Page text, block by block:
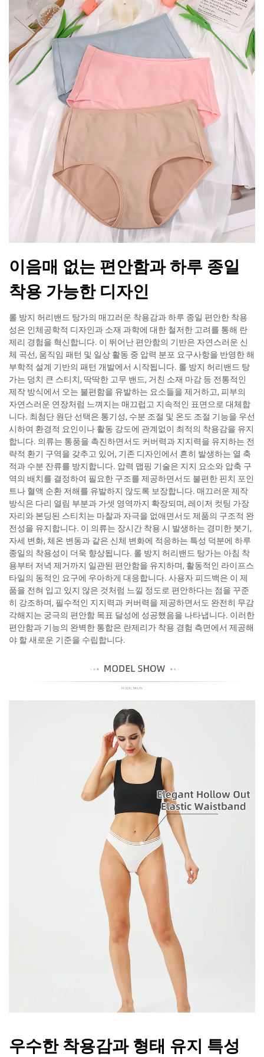
이음매 없는 편안함과 하루 종일
착용 가능한 디자인
롤 방지 허리밴드 탕가의 매끄러운 착용감과 하루 종일 편안한 착용
성은 인체공학적 디자인과 소재 과학에 대한 철저한 고려를 통해 란
제리 경험을 혁신합니다. 이 뛰어난 편안함의 기반은 자연스러운 신
체 곡선, 움직임 패턴 및 일상 활동 중 압력 분포 요구사항을 반영한 해
부학적 설계 기반의 패턴 개발에서 시작됩니다. 롤 방지 허리밴드 탕
가는 덩치 큰 스티치, 딱딱한 고무 밴드, 거친 소재 마감 등 전통적인
제작 방식에서 오는 불편함을 유발하는 요소들을 제거하고, 피부의
자연스러운 연장처럼 느껴지는 매끄럽고 지속적인 표면으로 대체합
니다. 최첨단 원단 선택은 통기성, 수분 조절 및 온도 조절 기능을 우선
시하여 환경적 요인이나 활동 강도에 관계없이 최적의 착용감을 유지
합니다. 의류는 통풍을 촉진하면서도 커버력과 지지력을 유지하는 전
략적 환기 구역을 갖추고 있어, 기존 디자인에서 흔히 발생하는 열 축
적과 수분 잔류를 방지합니다. 압력 맵핑 기술은 지지 요소와 압축 구
역의 배치를 결정하여 필요한 구조를 제공하면서도 불편한 핀치 포인
트나 혈액 순환 저해를 유발하지 않도록 보장합니다. 매끄러운 제작
방식은 다리 열림 부분과 가셋 영역까지 확장되며, 레이저 컷팅 가장
자리와 본딩된 스티치는 마찰과 자극을 없애면서도 제품의 구조적 완
전성을 유지합니다. 이 의류는 장시간 착용 시 발생하는 경미한 붓기,
자세 변화, 체온 변동과 같은 신체 변화에 적응하는 특성 덕분에 하루
종일의 착용성이 더욱 향상됩니다. 롤 방지 허리밴드 탕가는 아침 착
용부터 저녁 제거까지 일관된 편안함을 유지하며, 활동적인 라이프스
타일의 동적인 요구에 우아하게 대응합니다. 사용자 피드백은 이 제
품을 전혀 입고 있지 않은 것처럼 느낄 정도로 편안하다는 점을 꾸준
히 강조하며, 필수적인 지지력과 커버력을 제공하면서도 완전히 무감
각해지는 궁극의 편안함 목표 달성에 성공했음을 나타냅니다. 이러한
편안함과 기능의 완벽한 통합은 란제리가 착용 경험 측면에서 제공해
야 할 새로운 기준을 수립합니다.
우수한 착용감과 형태 유지 특성